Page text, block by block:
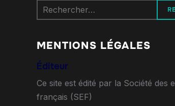
Rechercher :
MENTIONS LÉGALES
Éditeur
Ce site est édité par la Société des
français (SEF)